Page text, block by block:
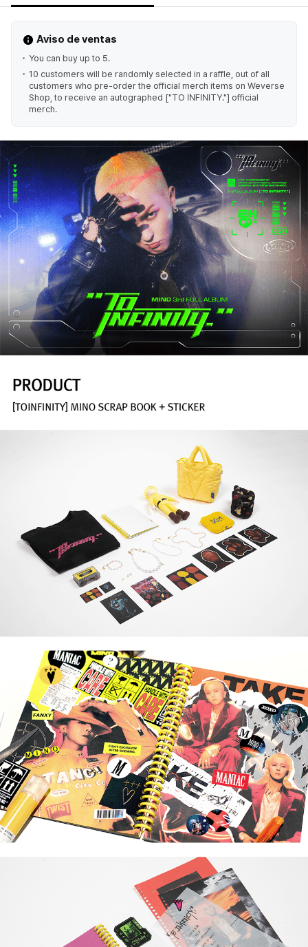
Aviso de ventas
You can buy up to 5.
10 customers will be randomly selected in a raffle, out of all
customers who pre-order the official merch items on Weverse
Shop, to receive an autographed ["TO INFINITY."] official
merch.